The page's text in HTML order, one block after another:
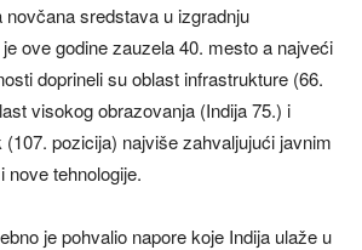
novčana sredstava u izgradnju
ove godine zauzela 40. mesto a najveći
doprineli su oblast infrastrukture (66.
visokog obrazovanja (Indija 75.) i
pozicija) najviše zahvaljujući javnim
nove tehnologije.
je pohvalio napore koje Indija ulaže u